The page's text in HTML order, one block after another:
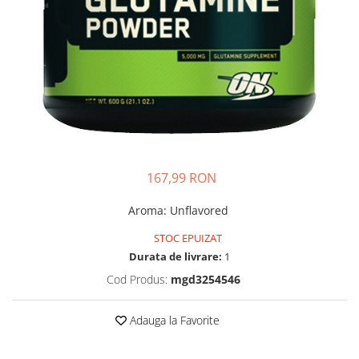
Vitamine bărbați / femei
Îngrijire personală
JNX Sports
Kaged
Kevin Levrone
Muscle Meds
167,99 RON
Aroma: Unflavored
STOC EPUIZAT
Durata de livrare: 1
Cod Produs: mgd3254546
Adauga la Favorite